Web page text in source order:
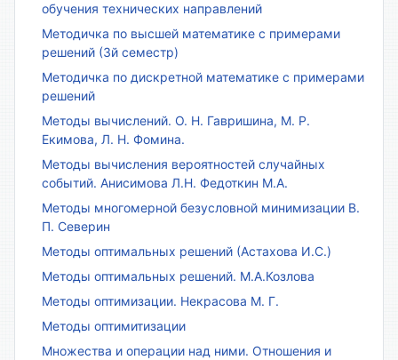
обучения технических направлений
Методичка по высшей математике с примерами
решений (3й семестр)
Методичка по дискретной математике с примерами
решений
Методы вычислений. О. Н. Гавришина, М. Р.
Екимова, Л. Н. Фомина.
Методы вычисления вероятностей случайных
событий. Анисимова Л.Н. Федоткин М.А.
Методы многомерной безусловной минимизации В.
П. Северин
Методы оптимальных решений (Астахова И.С.)
Методы оптимальных решений. М.А.Козлова
Методы оптимизации. Некрасова М. Г.
Методы оптимитизации
Множества и операции над ними. Отношения и